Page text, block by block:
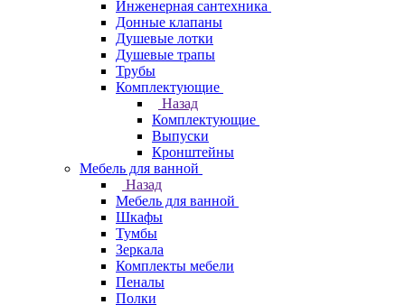
Инженерная сантехника
Донные клапаны
Душевые лотки
Душевые трапы
Трубы
Комплектующие
Назад
Комплектующие
Выпуски
Кронштейны
Мебель для ванной
Назад
Мебель для ванной
Шкафы
Тумбы
Зеркала
Комплекты мебели
Пеналы
Полки